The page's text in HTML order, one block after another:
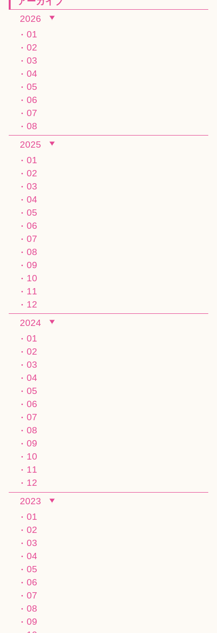
2026
01
02
03
04
05
06
07
08
2025
01
02
03
04
05
06
07
08
09
10
11
12
2024
01
02
03
04
05
06
07
08
09
10
11
12
2023
01
02
03
04
05
06
07
08
09